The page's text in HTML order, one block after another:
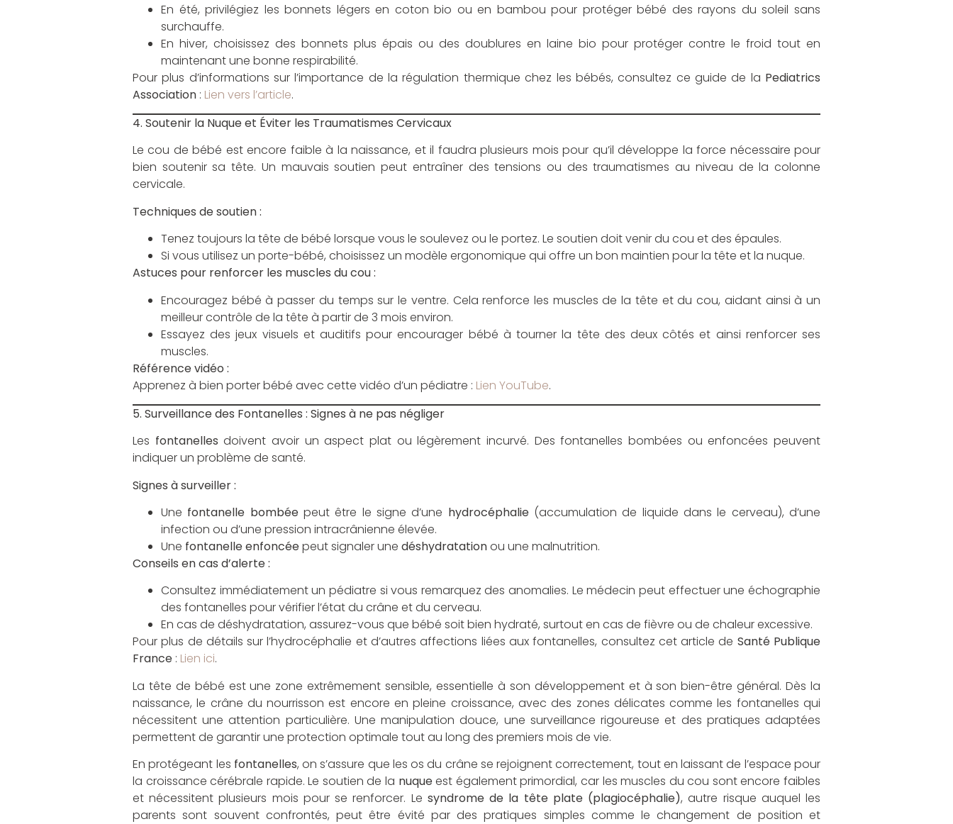
En été, privilégiez les bonnets légers en coton bio ou en bambou pour protéger bébé des rayons du soleil sans
surchauffe.
En hiver, choisissez des bonnets plus épais ou des doublures en laine bio pour protéger contre le froid tout en
maintenant une bonne respirabilité.
Pour plus d’informations sur l’importance de la régulation thermique chez les bébés, consultez ce guide de la Pediatrics
Association : Lien vers l’article.
4. Soutenir la Nuque et Éviter les Traumatismes Cervicaux
Le cou de bébé est encore faible à la naissance, et il faudra plusieurs mois pour qu’il développe la force nécessaire pour
bien soutenir sa tête. Un mauvais soutien peut entraîner des tensions ou des traumatismes au niveau de la colonne
cervicale.
Techniques de soutien :
Tenez toujours la tête de bébé lorsque vous le soulevez ou le portez. Le soutien doit venir du cou et des épaules.
Si vous utilisez un porte-bébé, choisissez un modèle ergonomique qui offre un bon maintien pour la tête et la nuque.
Astuces pour renforcer les muscles du cou :
Encouragez bébé à passer du temps sur le ventre. Cela renforce les muscles de la tête et du cou, aidant ainsi à un
meilleur contrôle de la tête à partir de 3 mois environ.
Essayez des jeux visuels et auditifs pour encourager bébé à tourner la tête des deux côtés et ainsi renforcer ses
muscles.
Référence vidéo :
Apprenez à bien porter bébé avec cette vidéo d’un pédiatre : Lien YouTube.
5. Surveillance des Fontanelles : Signes à ne pas négliger
Les fontanelles doivent avoir un aspect plat ou légèrement incurvé. Des fontanelles bombées ou enfoncées peuvent
indiquer un problème de santé.
Signes à surveiller :
Une fontanelle bombéepeut être le signe d’une hydrocéphalie(accumulation de liquide dans le cerveau), d’une
infection ou d’une pression intracrânienne élevée.
Une fontanelle enfoncéepeut signaler une déshydratationou une malnutrition.
Conseils en cas d’alerte :
Consultez immédiatement un pédiatre si vous remarquez des anomalies. Le médecin peut effectuer une échographie
des fontanelles pour vérifier l’état du crâne et du cerveau.
En cas de déshydratation, assurez-vous que bébé soit bien hydraté, surtout en cas de fièvre ou de chaleur excessive.
Pour plus de détails sur l’hydrocéphalie et d’autres affections liées aux fontanelles, consultez cet article de Santé Publique
France : Lien ici.
La tête de bébé est une zone extrêmement sensible, essentielle à son développement et à son bien-être général. Dès la
naissance, le crâne du nourrisson est encore en pleine croissance, avec des zones délicates comme les fontanelles qui
nécessitent une attention particulière. Une manipulation douce, une surveillance rigoureuse et des pratiques adaptées
permettent de garantir une protection optimale tout au long des premiers mois de vie.
En protégeant les fontanelles, on s’assure que les os du crâne se rejoignent correctement, tout en laissant de l’espace pour
la croissance cérébrale rapide. Le soutien de la nuqueest également primordial, car les muscles du cou sont encore faibles
et nécessitent plusieurs mois pour se renforcer. Le syndrome de la tête plate (plagiocéphalie), autre risque auquel les
parents sont souvent confrontés, peut être évité par des pratiques simples comme le changement de position et